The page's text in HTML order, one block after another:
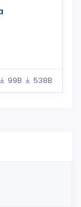
99B 538B